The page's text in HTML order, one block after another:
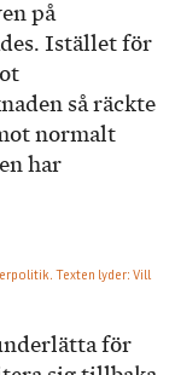
på
Istället för
så räckte
normalt
har
för